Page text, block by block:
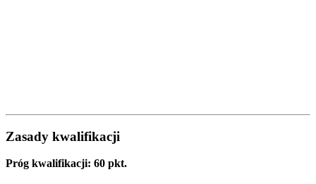
Zasady kwalifikacji
Próg kwalifikacji: 60 pkt.